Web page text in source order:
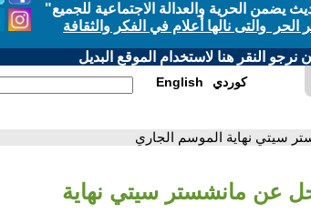
الحرية والعدالة الاجتماعية للجميع"
والتى نالها أعلام في الفكر والثقافة
النقر هنا لاستخدام الموقع البديل
English كوردي
سيتي نهاية الموسم الجاري
عن مانشستر سيتي نهاية